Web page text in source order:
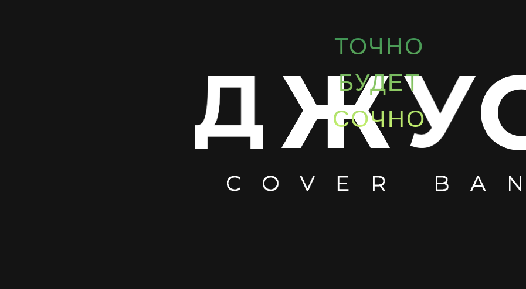
ТОЧНО
БУДЕТ
СОЧНО